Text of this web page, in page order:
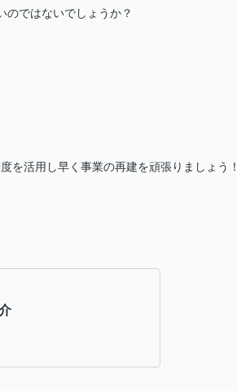
ではないでしょうか？
を活用し早く事業の再建を頑張りましょう